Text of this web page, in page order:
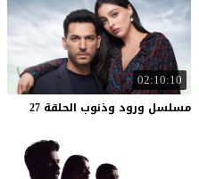
02:10:10
مسلسل ورود وذنوب الحلقة 27